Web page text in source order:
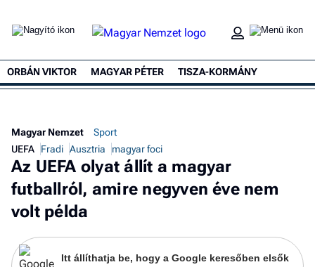
ORBÁN VIKTOR MAGYAR PÉTER TISZA-KORMÁNY
Magyar Nemzet
Sport
UEFA
Fradi Ausztria magyar foci
Az UEFA olyat állít a magyar
futballról, amire negyven éve nem
volt példa
Itt állíthatja be, hogy a Google keresőben elsők